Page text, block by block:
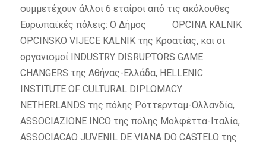
συμμετέχουν άλλοι 6 εταίροι από τις ακόλουθες
Ευρωπαϊκές πόλεις: Ο Δήμος OPCINA KALNIK
OPCINSKO VIJECE KALNIK της Κροατίας, και οι
οργανισμοί INDUSTRY DISRUPTORS GAME
CHANGERS της Αθήνας-Ελλάδα, HELLENIC
INSTITUTE OF CULTURAL DIPLOMACY
NETHERLANDS της πόλης Ρόττερνταμ-Ολλανδία,
ASSOCIAZIONE INCO της πόλης Μολφέττα-Ιταλία,
ASSOCIACAO JUVENIL DE VIANA DO CASTELO της